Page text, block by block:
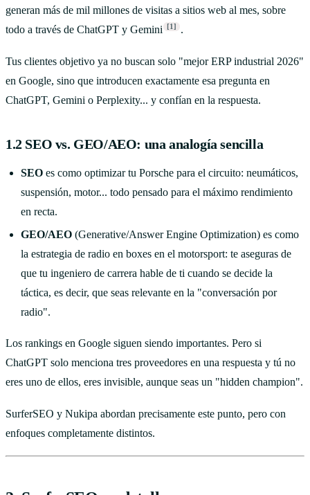
generan más de mil millones de visitas a sitios web al mes, sobre
todo a través de ChatGPT y Gemini [1] .
Tus clientes objetivo ya no buscan solo "mejor ERP industrial 2026"
en Google, sino que introducen exactamente esa pregunta en
ChatGPT, Gemini o Perplexity... y confían en la respuesta.
1.2 SEO vs. GEO/AEO: una analogía sencilla
SEO es como optimizar tu Porsche para el circuito: neumáticos,
suspensión, motor... todo pensado para el máximo rendimiento
en recta.
GEO/AEO (Generative/Answer Engine Optimization) es como
la estrategia de radio en boxes en el motorsport: te aseguras de
que tu ingeniero de carrera hable de ti cuando se decide la
táctica, es decir, que seas relevante en la "conversación por
radio".
Los rankings en Google siguen siendo importantes. Pero si
ChatGPT solo menciona tres proveedores en una respuesta y tú no
eres uno de ellos, eres invisible, aunque seas un "hidden champion".
SurferSEO y Nukipa abordan precisamente este punto, pero con
enfoques completamente distintos.